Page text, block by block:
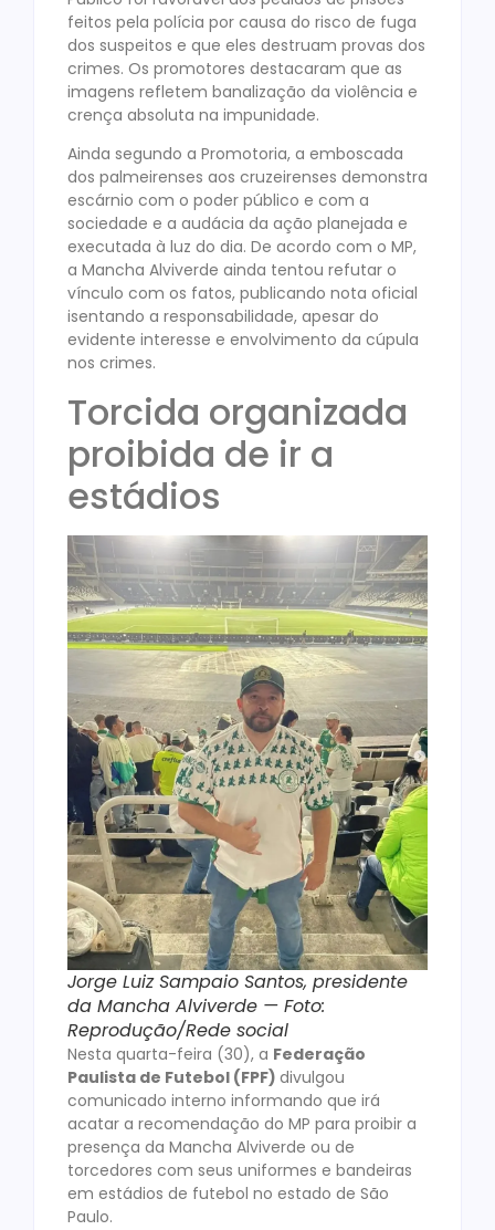
feitos pela polícia por causa do risco de fuga
dos suspeitos e que eles destruam provas dos
crimes. Os promotores destacaram que as
imagens refletem banalização da violência e
crença absoluta na impunidade.
Ainda segundo a Promotoria, a emboscada
dos palmeirenses aos cruzeirenses demonstra
escárnio com o poder público e com a
sociedade e a audácia da ação planejada e
executada à luz do dia. De acordo com o MP,
a Mancha Alviverde ainda tentou refutar o
vínculo com os fatos, publicando nota oficial
isentando a responsabilidade, apesar do
evidente interesse e envolvimento da cúpula
nos crimes.
Torcida organizada
proibida de ir a
estádios
Jorge Luiz Sampaio Santos, presidente
da Mancha Alviverde — Foto:
Reprodução/Rede social
Nesta quarta-feira (30), a Federação
Paulista de Futebol (FPF) divulgou
comunicado interno informando que irá
acatar a recomendação do MP para proibir a
presença da Mancha Alviverde ou de
torcedores com seus uniformes e bandeiras
em estádios de futebol no estado de São
Paulo.